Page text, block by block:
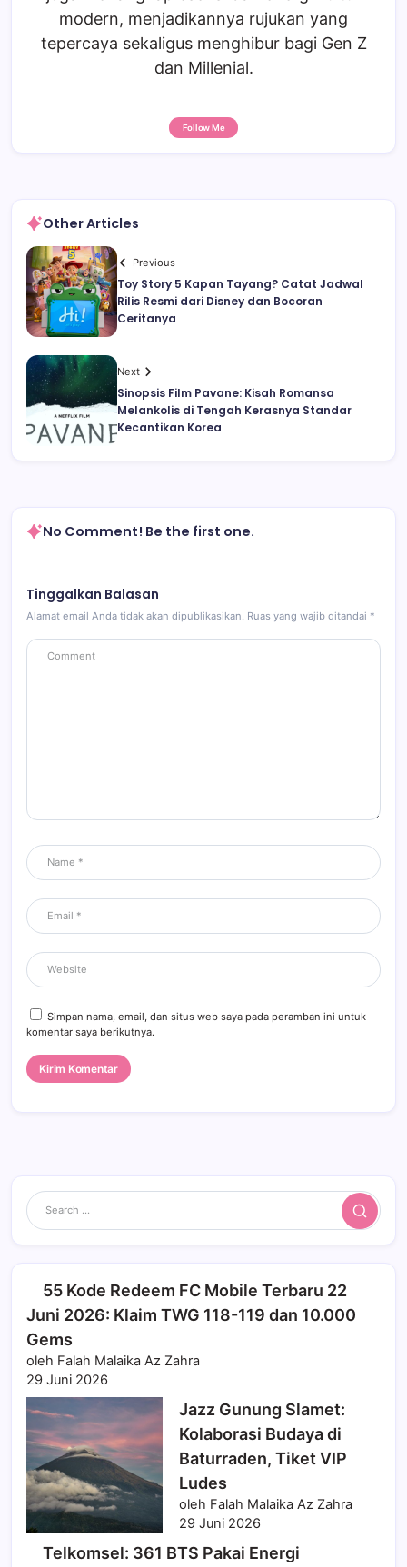
modern, menjadikannya rujukan yang
tepercaya sekaligus menghibur bagi Gen Z
dan Millenial.
Follow Me
Other Articles
Previous
Toy Story 5 Kapan Tayang? Catat Jadwal
Rilis Resmi dari Disney dan Bocoran
Ceritanya
Next
Sinopsis Film Pavane: Kisah Romansa
Melankolis di Tengah Kerasnya Standar
Kecantikan Korea
No Comment! Be the first one.
Tinggalkan Balasan
Alamat email Anda tidak akan dipublikasikan. Ruas yang wajib ditandai *
Simpan nama, email, dan situs web saya pada peramban ini untuk
komentar saya berikutnya.
Search
55 Kode Redeem FC Mobile Terbaru 22
Juni 2026: Klaim TWG 118-119 dan 10.000
Gems
oleh Falah Malaika Az Zahra
29 Juni 2026
Jazz Gunung Slamet:
Kolaborasi Budaya di
Baturraden, Tiket VIP
Ludes
oleh Falah Malaika Az Zahra
29 Juni 2026
Telkomsel: 361 BTS Pakai Energi